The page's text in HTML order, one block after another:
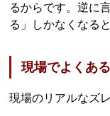
るからです。逆に
る」しかなくなる
現場でよくあ
現場のリアルなズ